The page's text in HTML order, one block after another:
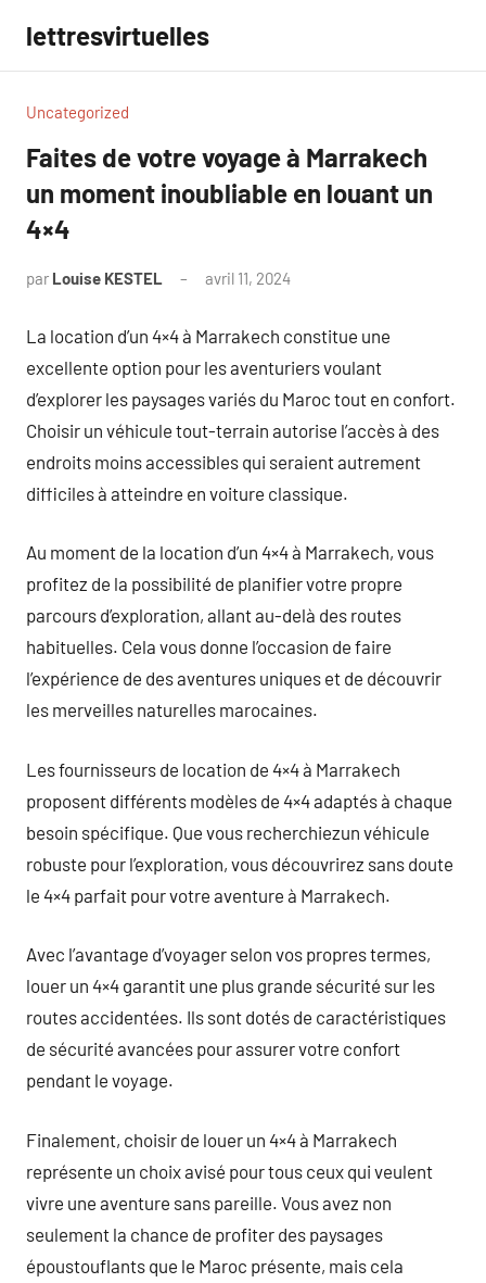
contenu
lettresvirtuelles
Uncategorized
Faites de votre voyage à Marrakech
un moment inoubliable en louant un
4×4
par Louise KESTEL avril 11, 2024
La location d’un 4×4 à Marrakech constitue une
excellente option pour les aventuriers voulant
d’explorer les paysages variés du Maroc tout en confort.
Choisir un véhicule tout-terrain autorise l’accès à des
endroits moins accessibles qui seraient autrement
difficiles à atteindre en voiture classique.
Au moment de la location d’un 4×4 à Marrakech, vous
profitez de la possibilité de planifier votre propre
parcours d’exploration, allant au-delà des routes
habituelles. Cela vous donne l’occasion de faire
l’expérience de des aventures uniques et de découvrir
les merveilles naturelles marocaines.
Les fournisseurs de location de 4×4 à Marrakech
proposent différents modèles de 4×4 adaptés à chaque
besoin spécifique. Que vous recherchiezun véhicule
robuste pour l’exploration, vous découvrirez sans doute
le 4×4 parfait pour votre aventure à Marrakech.
Avec l’avantage d’voyager selon vos propres termes,
louer un 4×4 garantit une plus grande sécurité sur les
routes accidentées. Ils sont dotés de caractéristiques
de sécurité avancées pour assurer votre confort
pendant le voyage.
Finalement, choisir de louer un 4×4 à Marrakech
représente un choix avisé pour tous ceux qui veulent
vivre une aventure sans pareille. Vous avez non
seulement la chance de profiter des paysages
époustouflants que le Maroc présente, mais cela